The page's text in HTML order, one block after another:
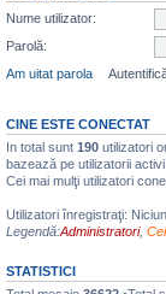
Nume utilizator:
Parolă:
Am uitat parola
CINE ESTE CONECTAT
In total sunt 190 utilizatori
bazează pe utilizatorii
Cei mai mulţi utilizatori
Utilizatori înregistraţi:
Legendă:Administratori,
STATISTICI